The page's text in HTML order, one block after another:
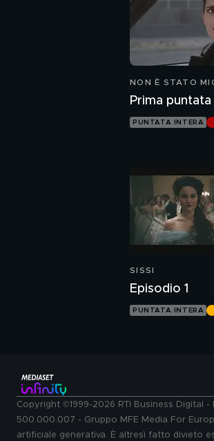
NON È STATO
Prima puntata
PUNTATA INTERA
SISSI
Episodio 1
PUNTATA INTERA
Copyright ©1999-2026 RTI Business Digital
500.000.007 - Gruppo MFE Media For
artificiale generativa. È altresì fatto divieto